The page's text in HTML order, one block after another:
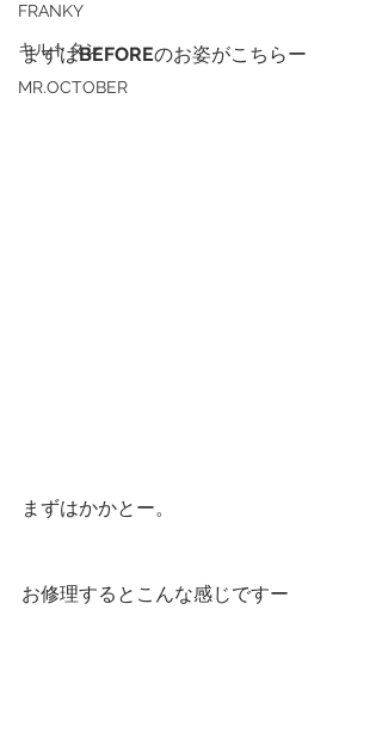
FRANKY
キルトタン
MR.OCTOBER
まずはBEFOREのお姿がこちらー
まずはかかとー。
お修理するとこんな感じですー